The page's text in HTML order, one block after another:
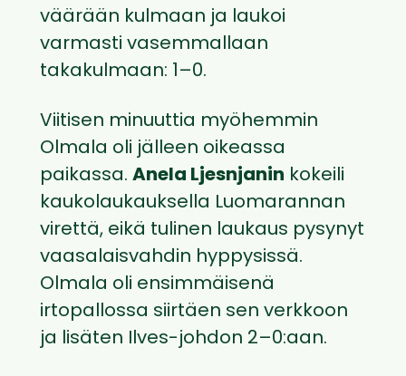
väärään kulmaan ja laukoi
varmasti vasemmallaan
takakulmaan: 1–0.
Viitisen minuuttia myöhemmin
Olmala oli jälleen oikeassa
paikassa. Anela Ljesnjanin kokeili
kaukolaukauksella Luomarannan
virettä, eikä tulinen laukaus pysynyt
vaasalaisvahdin hyppysissä.
Olmala oli ensimmäisenä
irtopallossa siirtäen sen verkkoon
ja lisäten Ilves-johdon 2–0:aan.